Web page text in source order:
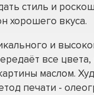
стиль и
хорошего вкуса.
и
все
маслом.
печати -